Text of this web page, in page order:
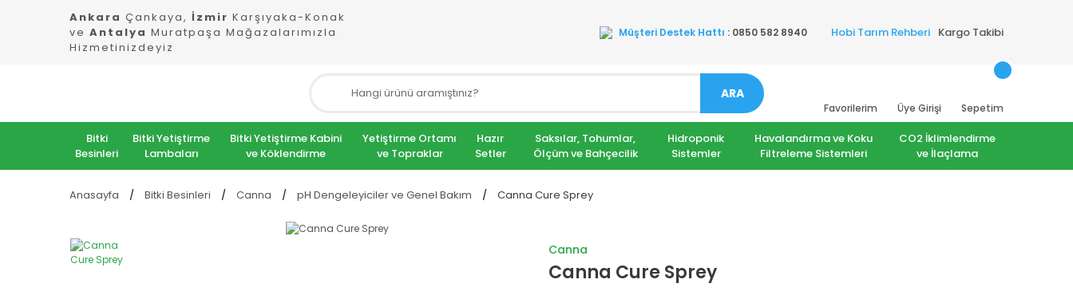
Ankara Çankaya, İzmir Karşıyaka-Konak
ve Antalya Muratpaşa Mağazalarımızla
Hizmetinizdeyiz
Müşteri Destek Hattı : 0850 582 8940 Hobi Tarım Rehberi Kargo Takibi
ARA
Favorilerim Üye Girişi Sepetim
Bitki
Besinleri
Bitki Yetiştirme
Lambaları
Bitki Yetiştirme Kabini
ve Köklendirme
Yetiştirme Ortamı
ve Topraklar
Hazır
Setler
Saksılar, Tohumlar,
Ölçüm ve Bahçecilik
Hidroponik
Sistemler
Havalandırma ve Koku
Filtreleme Sistemleri
CO2 İklimlendirme
ve İlaçlama
Anasayfa Bitki Besinleri Canna pH Dengeleyiciler ve Genel Bakım Canna Cure Sprey
Canna
Canna Cure Sprey